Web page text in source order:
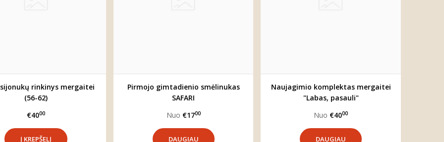
rinkinys mergaitei
(56-62)
€4000
Pirmojo gimtadienio smėlinukas
SAFARI
Nuo €1700
DAUGIAU
Naujagimio komplektas mergaitei
"Labas, pasauli"
Nuo €4000
DAUGIAU